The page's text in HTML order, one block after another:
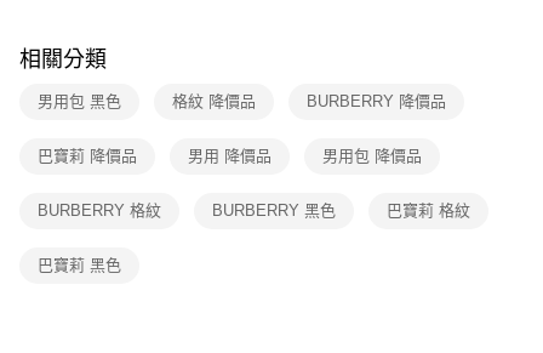
是否繳費成功／繳費後需取消欲退款等相關疑問，請聯繫「AFTEE先享後付
１．透過由恩沛科技股份有限公司提供之「AFTEE先享後付」服務完成之交
易，需依本服務之必要範圍內提供個人資料，並將交易相關給付款項請求債
２．關於個人資料處理事宜，請瀏覽以下網址：
３．未成年的使用者請事先徵得法定代理人或監護人之同意方可使用
「AFTEE先享後付」，若未經同意申辦者引起之損失，本公司不負相關責
宅配
免運費
海外宅配
相關分類
男用包 黑色 格紋 降價品 BURBERRY 降價品
巴寶莉 降價品 男用 降價品 男用包 降價品
BURBERRY 格紋 BURBERRY 黑色 巴寶莉 格紋
巴寶莉 黑色